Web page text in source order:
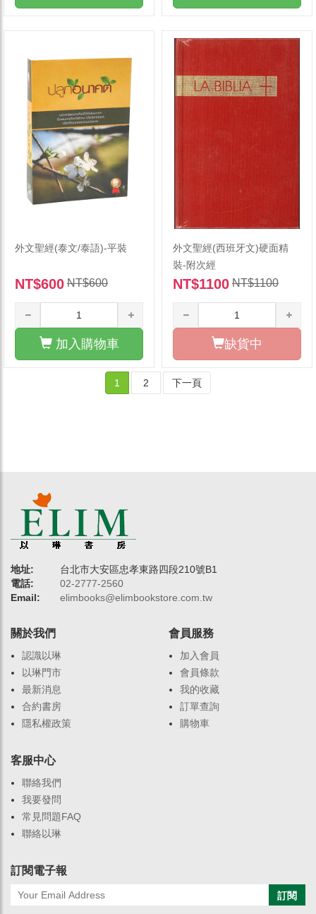
外文聖經(泰文/泰語)-平裝
NT$600 NT$600
加入購物車
外文聖經(西班牙文)硬面精
裝-附次經
NT$1100 NT$1100
缺貨中
1 2 下一頁
地址:
台北市大安區忠孝東路四段210號B1
電話:
02-2777-2560
Email:
elimbooks@elimbookstore.com.tw
關於我們
認識以琳
以琳門市
最新消息
合約書房
隱私權政策
會員服務
加入會員
會員條款
我的收藏
訂單查詢
購物車
客服中心
聯絡我們
我要發問
常見問題FAQ
聯絡以琳
訂閱電子報
訂閱